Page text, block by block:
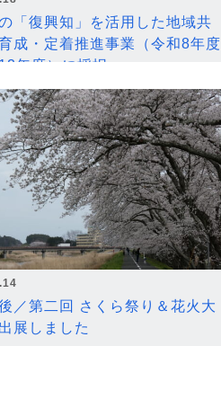
「復興知」を活用した地域共
成・定着推進事業（令和8年度
年度）に採択
／第二回 さくら祭り＆花火大
展しました